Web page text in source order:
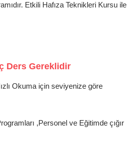
Etkili Hafıza Teknikleri Kursu ile
Ders Gereklidir
Okuma için seviyenize göre
,Personel ve Eğitimde çığır